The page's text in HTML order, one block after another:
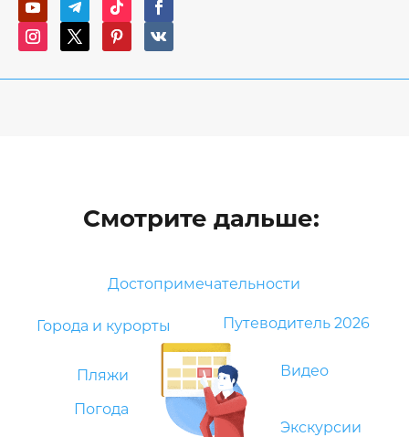
Смотрите дальше:
Достопримечательности
Города и курорты Путеводитель 2026
Пляжи
Погода
Видео
Экскурсии